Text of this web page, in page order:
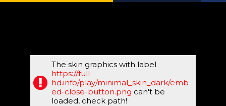
The skin graphics with label
https://full-
hd.info/play/minimal_skin_dark/emb
ed-close-button.png can't be
loaded, check path!